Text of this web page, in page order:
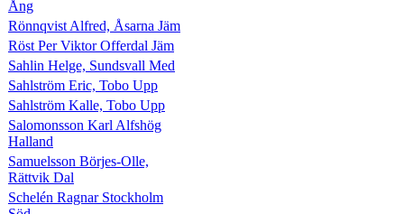
Ång
Rönnqvist Alfred, Åsarna Jäm
Röst Per Viktor Offerdal Jäm
Sahlin Helge, Sundsvall Med
Sahlström Eric, Tobo Upp
Sahlström Kalle, Tobo Upp
Salomonsson Karl Alfshög
Halland
Samuelsson Börjes-Olle,
Rättvik Dal
Schelén Ragnar Stockholm